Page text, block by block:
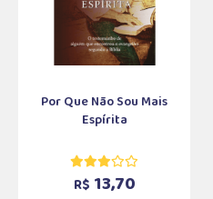
Por Que Não Sou Mais
Espírita
R$ 13,70